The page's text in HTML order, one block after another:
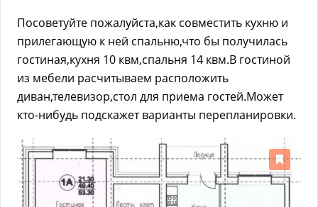
Посоветуйте пожалуйста,как совместить кухню и
прилегающую к ней спальню,что бы получилась
гостиная,кухня 10 квм,спальня 14 квм.В гостиной
из мебели расчитываем расположить
диван,телевизор,стол для приема гостей.Может
кто-нибудь подскажет варианты перепланировки.